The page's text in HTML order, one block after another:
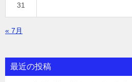
31
« 7月
最近の投稿